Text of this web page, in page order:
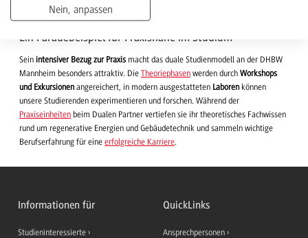
zu können.
Ein Paradebeispiel für Praxisnähe im Studium
Sein intensiver Bezug zur Praxis macht das duale Studienmodell an der DHBW
Mannheim besonders attraktiv. Die Theoriephasen werden durch Workshops
und Exkursionen angereichert, in modern ausgestatteten Laboren können
unsere Studierenden experimentieren und forschen. Während der
Praxiseinheiten beim Dualen Partner vertiefen sie ihr theoretisches Fachwissen
rund um regenerative Energien und Gebäudetechnik und sammeln wichtige
Berufserfahrung für eine erfolgreiche Karriere.
Informationen für
Studieninteressierte
QuickLinks
Ansprechpersonen
Nein, anpassen